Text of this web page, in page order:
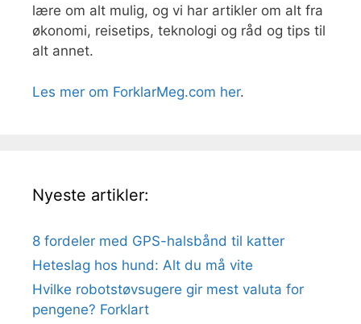
lære om alt mulig, og vi har artikler om alt fra
økonomi, reisetips, teknologi og råd og tips til
alt annet.
Les mer om ForklarMeg.com her.
Nyeste artikler:
8 fordeler med GPS-halsbånd til katter
Heteslag hos hund: Alt du må vite
Hvilke robotstøvsugere gir mest valuta for
pengene? Forklart